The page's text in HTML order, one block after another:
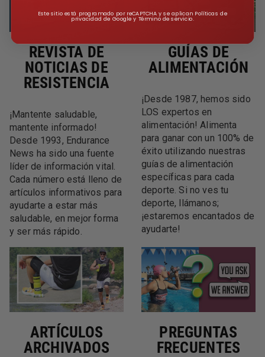
REVISTA DE
NOTICIAS DE
RESISTENCIA
¡Mantente saludable,
mantente informado!
Desde 1993, Endurance
News ha sido una fuente
líder de información vital.
Cada número está lleno de
artículos informativos para
ayudarte a estar más
saludable, en mejor forma
y ser más rápido.
GUÍAS DE
ALIMENTACIÓN
¡Desde 1987, hemos sido
LOS expertos en
alimentación! Alimenta
para ganar con un 100% de
éxito utilizando nuestras
guías de alimentación
específicas para cada
deporte. Si no ves tu
deporte, llámanos;
¡estaremos encantados de
ayudarte!
ARTÍCULOS
ARCHIVADOS
PREGUNTAS
FRECUENTES
Este sitio está programado por reCAPTCHA y se aplican Políticas de
privacidad de Google y Término de servicio.